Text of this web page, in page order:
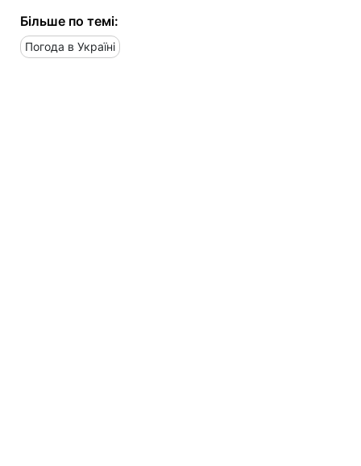
Більше по темі:
Погода в Україні